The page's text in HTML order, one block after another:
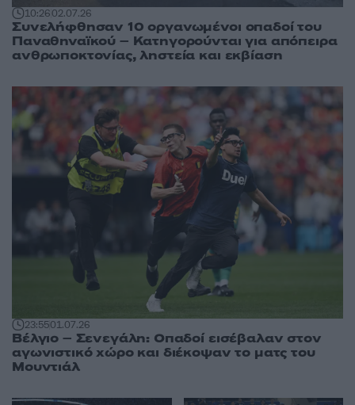
10:2602.07.26
Συνελήφθησαν 10 οργανωμένοι οπαδοί του
Παναθηναϊκού – Κατηγορούνται για απόπειρα
ανθρωποκτoνίας, ληστεία και εκβίαση
23:5501.07.26
Βέλγιο – Σενεγάλη: Οπαδοί εισέβαλαν στον
αγωνιστικό χώρο και διέκοψαν το ματς του
Μουντιάλ